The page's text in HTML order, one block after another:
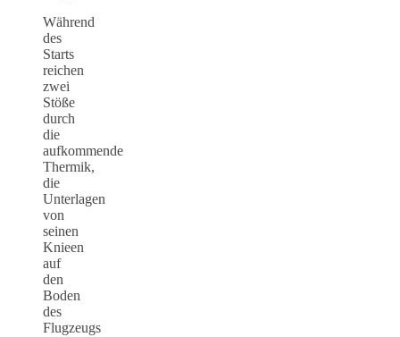
Während
des
Starts
reichen
zwei
Stöße
durch
die
aufkommende
Thermik,
die
Unterlagen
von
seinen
Knieen
auf
den
Boden
des
Flugzeugs